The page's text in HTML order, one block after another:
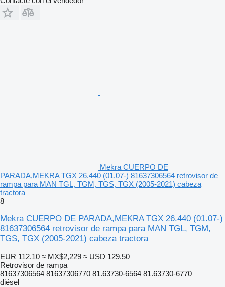
Mekra CUERPO DE
PARADA,MEKRA TGX 26.440 (01.07-) 81637306564 retrovisor de
rampa para MAN TGL, TGM, TGS, TGX (2005-2021) cabeza
tractora
8
Mekra CUERPO DE PARADA,MEKRA TGX 26.440 (01.07-)
81637306564 retrovisor de rampa para MAN TGL, TGM,
TGS, TGX (2005-2021) cabeza tractora
EUR 112.10 ≈ MX$2,229 ≈ USD 129.50
Retrovisor de rampa
81637306564 81637306770 81.63730-6564 81.63730-6770
diésel